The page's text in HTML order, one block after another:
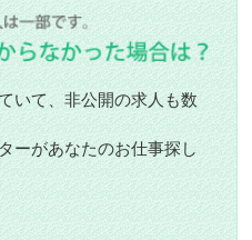
いて、非公開の求人も数
ーがあなたのお仕事探し